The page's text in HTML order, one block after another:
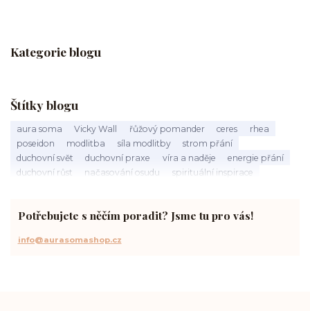
Kategorie blogu
Štítky blogu
aura soma Vicky Wall řůžový pomander ceres
rhea
poseidon
modlitba síla modlitby
strom přání
duchovní svět
duchovní praxe víra a naděje
energie přání
duchovní růst
načasování osudu
spirituální inspirace
Potřebujete s něčím poradit? Jsme tu pro vás!
info@aurasomashop.cz